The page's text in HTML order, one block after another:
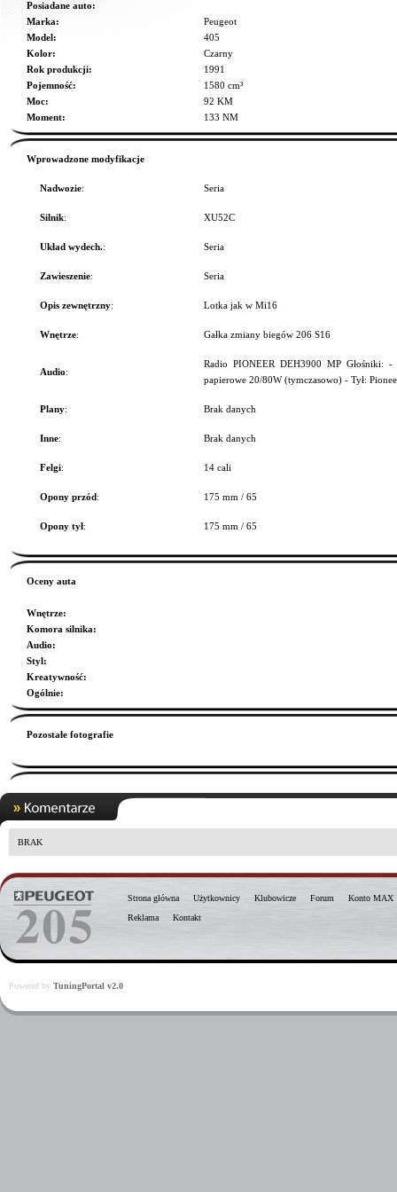
Posiadane auto:
Marka:
Peugeot
Model:
405
Kolor:
Czarny
Rok produkcji:
1991
Pojemność:
1580 cm³
Moc:
92 KM
Moment:
133 NM
Wprowadzone modyfikacje
Nadwozie: Seria
Silnik: XU52C
Układ wydech.: Seria
Zawieszenie: Seria
Opis zewnętrzny: Lotka jak w Mi16
Wnętrze: Gałka zmiany biegów 206 S16
Audio:
Radio PIONEER DEH3900 MP Głośniki:
papierowe 20/80W (tymczasowo) - Tył:
Plany: Brak danych
Inne: Brak danych
Felgi: 14 cali
Opony przód: 175 mm / 65
Opony tył: 175 mm / 65
Oceny auta
Wnętrze:
Komora silnika:
Audio:
Styl:
Kreatywność:
Ogólnie:
Pozostałe fotografie
BRAK
Strona główna Użytkownicy Klubowicze Forum
Konto MAX
Reklama
Kontakt
Powered by TuningPortal v2.0